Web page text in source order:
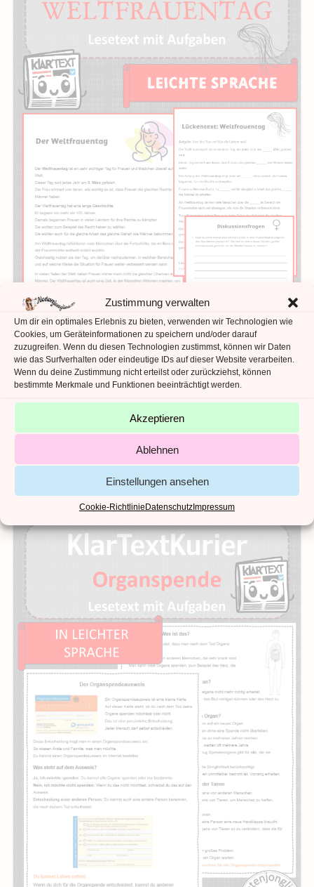
Zustimmung verwalten
Um dir ein optimales Erlebnis zu bieten, verwenden wir Technologien wie
Cookies, um Geräteinformationen zu speichern und/oder darauf
zuzugreifen. Wenn du diesen Technologien zustimmst, können wir Daten
wie das Surfverhalten oder eindeutige IDs auf dieser Website verarbeiten.
Wenn du deine Zustimmung nicht erteilst oder zurückziehst, können
bestimmte Merkmale und Funktionen beeinträchtigt werden.
Akzeptieren
Ablehnen
Einstellungen ansehen
Cookie-RichtlinieDatenschutzImpressum
IN DEN WARENKORB
Sachtexte & Medien
1,69€
UStG.